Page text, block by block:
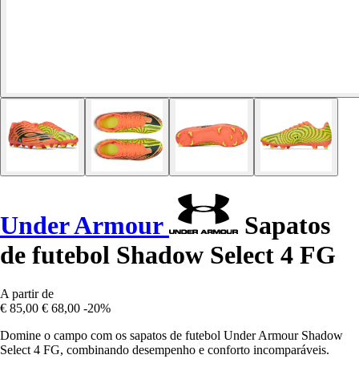
Under Armour
Sapatos
de futebol Shadow Select 4 FG
A partir de
€ 85,00 € 68,00 -20%
Domine o campo com os sapatos de futebol Under Armour Shadow
Select 4 FG, combinando desempenho e conforto incomparáveis.